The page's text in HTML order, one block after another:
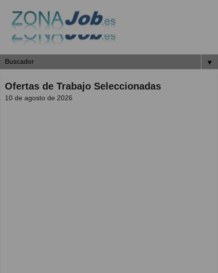
▼
Ofertas de Trabajo Seleccionadas
10 de agosto de 2026